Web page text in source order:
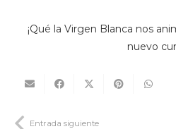
¡Qué la Virgen Blanca nos
nuevo
Entrada siguiente